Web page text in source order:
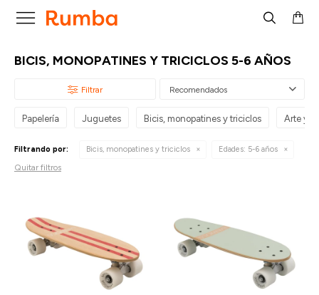

BICIS, MONOPATINES Y TRICICLOS 5-6 AÑOS
Recomendados
Papelería Juguetes Bicis, monopatines y triciclos Arte y
Filtrando por: Bicis, monopatines y triciclos Edades: 5-6 años
Quitar filtros